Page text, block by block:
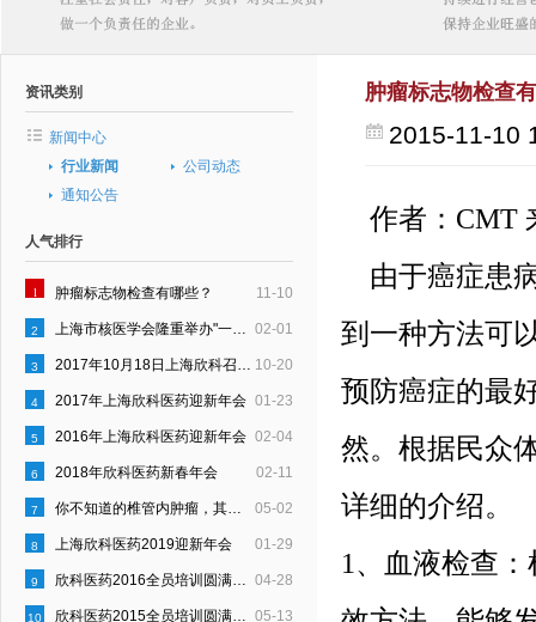
资讯类别
新闻中心
行业新闻
公司动态
通知公告
人气排行
11-10
1 肿瘤标志物检查有哪些？
02-01
2 上海市核医学会隆重举办"一县一科"建设启动仪式
10-20
3 2017年10月18日上海欣科召开“员工行为约定”宣贯会
01-23
4 2017年上海欣科医药迎新年会
02-04
5 2016年上海欣科医药迎新年会
02-11
6 2018年欣科医药新春年会
05-02
7 你不知道的椎管内肿瘤，其实是这样的！
01-29
8 上海欣科医药2019迎新年会
04-28
9 欣科医药2016全员培训圆满结束
05-13
10 欣科医药2015全员培训圆满结束
肿瘤标志物检查
2015-11-10
作者：CMT
由于癌症患
到一种方法可
预防癌症的最
然。根据民众
详细的介绍。
1、血液检查